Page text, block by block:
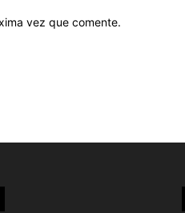
vez que comente.